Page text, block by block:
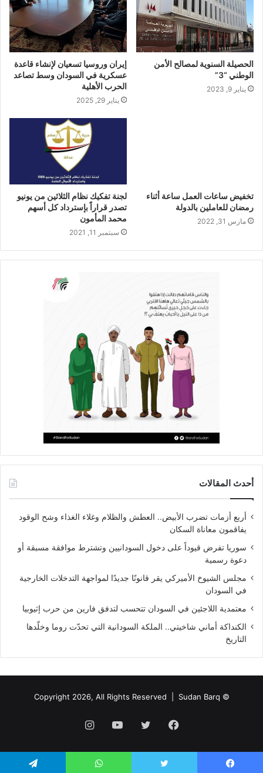
الحصيلة السنوية لمصالح الأمن
الوطني “3”
يناير 9, 2023
إيران وروسيا تسعيان لإنشاء قاعدة
عسكرية في السودان وسط تصاعد
الحرب الأهلية
يناير 29, 2025
تخفيض ساعات العمل ساعة أثناء
رمضان للعاملين بالدولة
مارس 31, 2022
لجنة تفكيك نظام الثلاثين من يونيو
تصدر قراراً بإسترداد كل أسهم
محمد المأمون
سبتمبر 11, 2021
أحدث المقالات
أربع أزمات تضرب الأبيض.. العطش والظلام وغلاء الغذاء وشح الوقود
يفاقمون معاناة السكان
سوريا تفرض قيوداً على دخول السودانيين وتشترط موافقة مسبقة أو
دعوة رسمية
مجلس الشيوخ الأميركي يقر قانونًا جديدًا لمواجهة التدخلات الخارجية
في السودان
معتمدية اللاجئين في السودان تتحسب لتدفق فارين من حرب إثيوبيا
الكنداكة أماني شاخيتي.. الملكة السودانية التي تحدّت روما وخلّدها
التاريخ
© Copyright 2026, All Rights Reserved |
Sudan Barq
فيسبوك تويتر يوتيوبانستقرام